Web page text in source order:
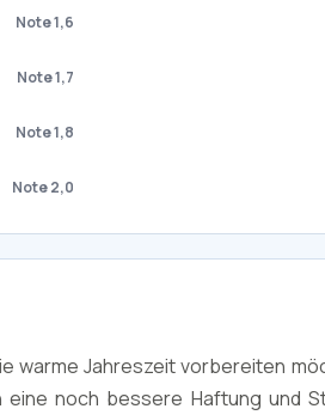
Note 1,6
Note 1,7
Note 1,8
Note 2,0
warme Jahreszeit vorbereiten
noch bessere Haftung und